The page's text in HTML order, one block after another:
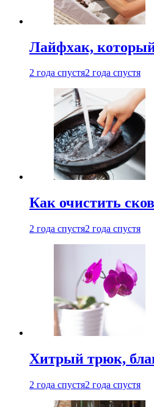
Лайфхак, который
2 года спустя2 года спустя
Как очистить
2 года спустя2 года спустя
Хитрый трюк,
2 года спустя2 года спустя